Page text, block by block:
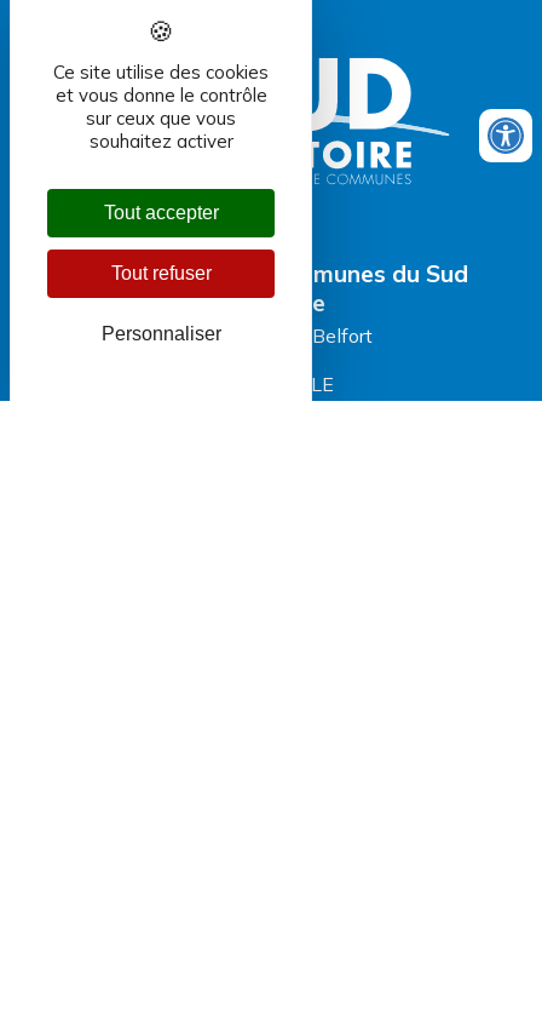
Communauté de Communes du Sud
Territoire
28 Faubourg de Belfort
90100 DELLE
Ce site utilise des cookies
et vous donne le contrôle
sur ceux que vous
souhaitez activer
Tout accepter
Tout refuser
Personnaliser